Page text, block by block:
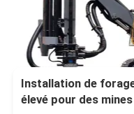
Installation de
élevé pour des